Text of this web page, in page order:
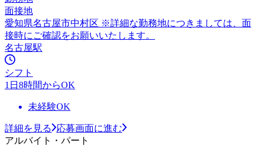
面接地
愛知県名古屋市中村区 ※詳細な勤務地につきましては、面
接時にご確認をお願いいたします。
名古屋駅
シフト
1日8時間からOK
未経験OK
詳細を見る
応募画面に進む
アルバイト・パート